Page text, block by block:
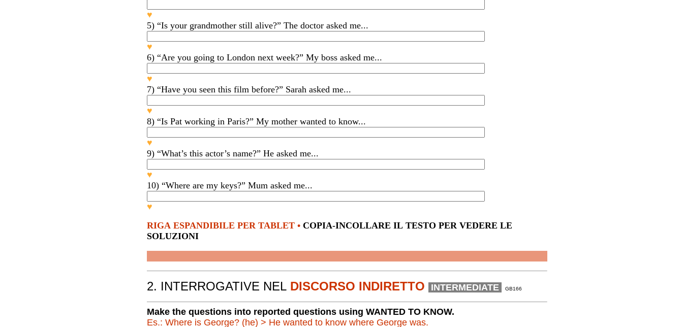
♥
5) “Is your grandmother still alive?” The doctor asked me...
♥
6) “Are you going to London next week?” My boss asked me...
♥
7) “Have you seen this film before?” Sarah asked me...
♥
8) “Is Pat working in Paris?” My mother wanted to know...
♥
9) “What’s this actor’s name?” He asked me...
♥
10) “Where are my keys?” Mum asked me...
♥
RIGA ESPANDIBILE PER TABLET • COPIA-INCOLLARE IL TESTO PER VEDERE LE
SOLUZIONI
2. INTERROGATIVE NEL DISCORSO INDIRETTO INTERMEDIATE GB166
Make the questions into reported questions using WANTED TO KNOW.
Es.: Where is George? (he) > He wanted to know where George was.